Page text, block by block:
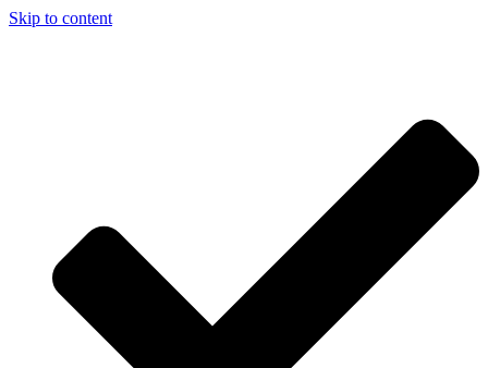
Skip to content